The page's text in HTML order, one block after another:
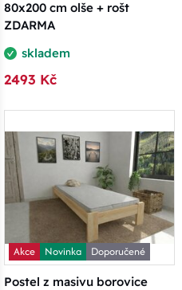
80x200 cm olše + rošt
ZDARMA
skladem
2493 Kč
Akce Novinka
Doporučené
Postel z masivu borovice